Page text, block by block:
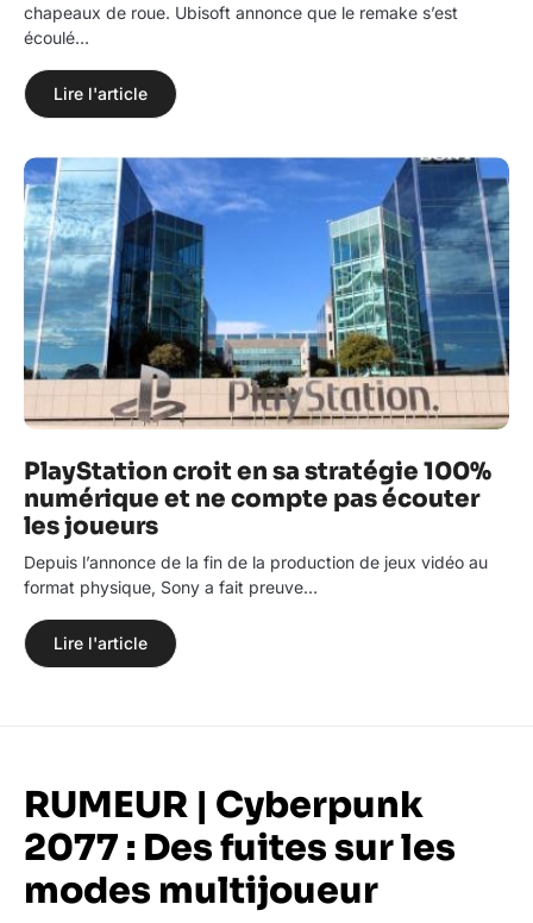
chapeaux de roue. Ubisoft annonce que le remake s’est
écoulé…
Lire l'article
PlayStation croit en sa stratégie 100%
numérique et ne compte pas écouter
les joueurs
Depuis l’annonce de la fin de la production de jeux vidéo au
format physique, Sony a fait preuve…
Lire l'article
RUMEUR | Cyberpunk
2077 : Des fuites sur les
modes multijoueur